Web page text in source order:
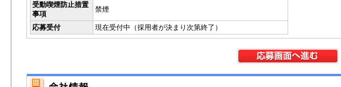
受動喫煙防止措置
事項
禁煙
応募受付 現在受付中（採用者が決まり次第終了）